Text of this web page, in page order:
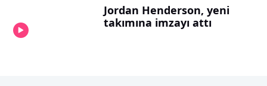
Jordan Henderson, yeni
takımına imzayı attı